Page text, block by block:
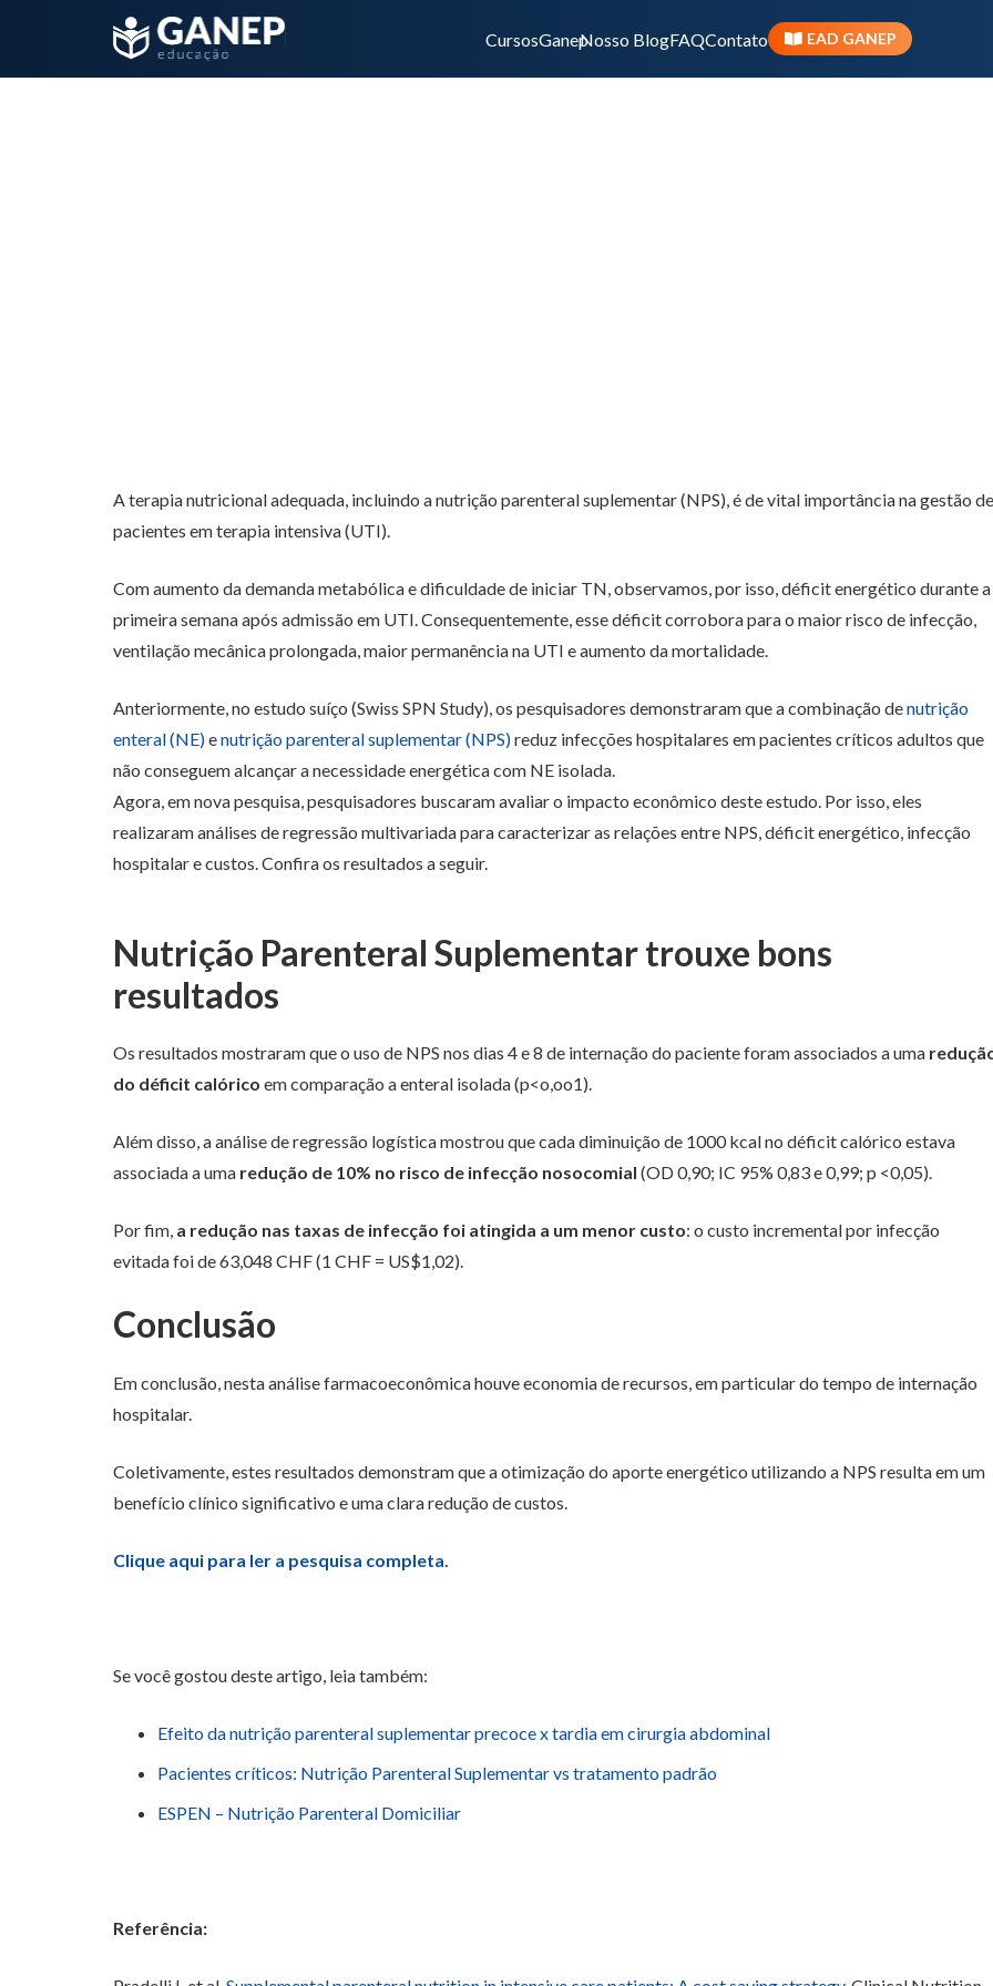
CursosGanepNosso BlogFAQContato EAD GANEP
A terapia nutricional adequada, incluindo a nutrição parenteral suplementar (NPS), é de vital importância na gestão de
pacientes em terapia intensiva (UTI).
Com aumento da demanda metabólica e dificuldade de iniciar TN, observamos, por isso, déficit energético durante a
primeira semana após admissão em UTI. Consequentemente, esse déficit corrobora para o maior risco de infecção,
ventilação mecânica prolongada, maior permanência na UTI e aumento da mortalidade.
Anteriormente, no estudo suíço (Swiss SPN Study), os pesquisadores demonstraram que a combinação denutrição
enteral (NE)enutrição parenteral suplementar (NPS)reduz infecções hospitalares em pacientes críticos adultos que
não conseguem alcançar a necessidade energética com NE isolada.
Agora, em nova pesquisa, pesquisadores buscaram avaliar o impacto econômico deste estudo. Por isso, eles
realizaram análises de regressão multivariada para caracterizar as relações entre NPS, déficit energético, infecção
hospitalar e custos. Confira os resultados a seguir.
Nutrição Parenteral Suplementar trouxe bons
resultados
Os resultados mostraram que o uso de NPS nos dias 4 e 8 de internação do paciente foram associados a uma
do déficit calórico em comparação a enteral isolada (p<o,oo1).
Além disso, a análise de regressão logística mostrou que cada diminuição de 1000 kcal no déficit calórico estava
associada a uma redução de 10% no risco de infecção nosocomial (OD 0,90; IC 95% 0,83 e 0,99; p <0,05).
Por fim, a redução nas taxas de infecção foi atingida a um menor custo: o custo incremental por infecção
evitada foi de 63,048 CHF (1 CHF = US$1,02).
Conclusão
Em conclusão, nesta análise farmacoeconômica houve economia de recursos, em particular do tempo de internação
hospitalar.
Coletivamente, estes resultados demonstram que a otimização do aporte energético utilizando a NPS resulta em um
benefício clínico significativo e uma clara redução de custos.
Clique aqui para ler a pesquisa completa.
Se você gostou deste artigo, leia também:
Efeito da nutrição parenteral suplementar precoce x tardia em cirurgia abdominal
Pacientes críticos: Nutrição Parenteral Suplementar vs tratamento padrão
ESPEN – Nutrição Parenteral Domiciliar
Referência: